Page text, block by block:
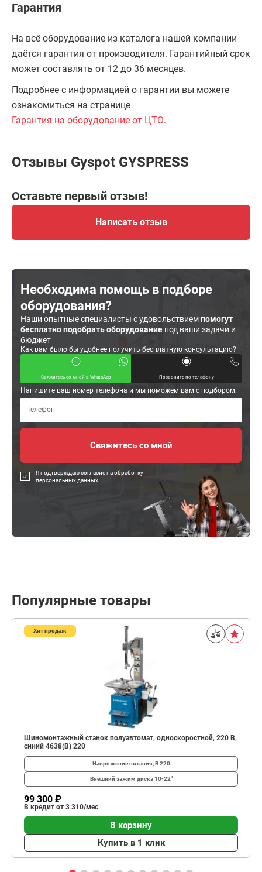
Гарантия
На всё оборудование из каталога нашей компании
даётся гарантия от производителя. Гарантийный срок
может составлять от 12 до 36 месяцев.
Подробнее с информацией о гарантии вы можете
ознакомиться на странице
Гарантия на оборудование от ЦТО.
Отзывы Gyspot GYSPRESS
Оставьте первый отзыв!
Написать отзыв
Необходима помощь в подборе
оборудования?
Наши опытные специалисты с удовольствиемпомогут
бесплатно подобрать оборудование под ваши задачи и
бюджет
Как вам было бы удобнее получить бесплатную консультацию?
Свяжитесь со мной в WhatsApp Позвоните по телефону
Напишите ваш номер телефона и мы поможем вам с подбором:
Я подтверждаю согласие на обработку
персональных данных
Популярные товары
Хит продаж
Шиномонтажный станок полуавтомат, односкоростной, 220 В,
синий 4638(B) 220
Напряжение питания, В220
Внешний зажим диска10-22"
99 300 ₽
В кредит от 3 310/мес
В корзину
Купить в 1 клик